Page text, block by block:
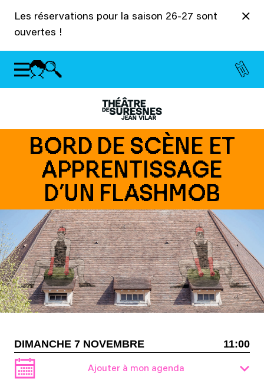
Les réservations pour la saison 26-27 sont
ouvertes !
BORD DE SCÈNE ET
APPRENTISSAGE
D’UN FLASHMOB
DIMANCHE 7 NOVEMBRE 11:00
Ajouter à mon agenda